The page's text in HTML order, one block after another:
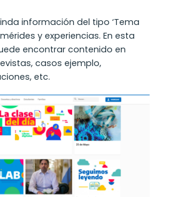
información del tipo ‘Tema
y experiencias. En esta
encontrar contenido en
casos ejemplo,
etc.